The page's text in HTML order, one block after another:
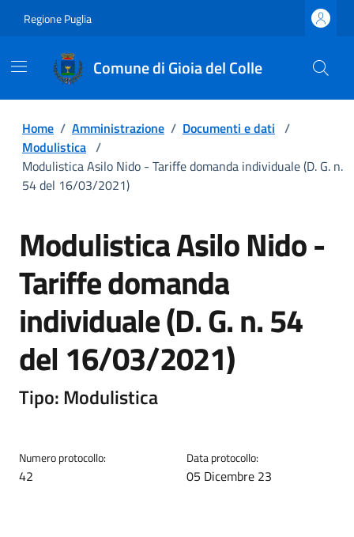
Regione Puglia
Comune di Gioia del Colle
Home / Amministrazione / Documenti e dati /
Modulistica /
Modulistica Asilo Nido - Tariffe domanda individuale (D. G. n.
54 del 16/03/2021)
Modulistica Asilo Nido -
Tariffe domanda
individuale (D. G. n. 54
del 16/03/2021)
Tipo: Modulistica
Numero protocollo:
42
Data protocollo:
05 Dicembre 23